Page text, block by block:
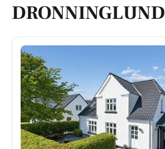
DRONNINGLUND